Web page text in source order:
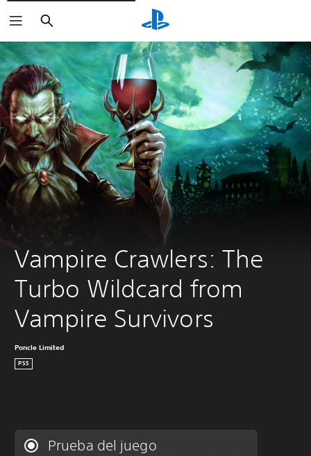
Buscar
Vampire Crawlers: The
Turbo Wildcard from
Vampire Survivors
Poncle Limited
PS5
Prueba del juego